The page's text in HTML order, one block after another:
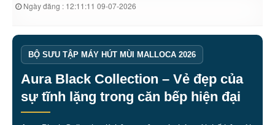
Ngày đăng : 12:11:11 09-07-2026
BỘ SƯU TẬP MÁY HÚT MÙI MALLOCA 2026
Aura Black Collection – Vẻ đẹp của
sự tĩnh lặng trong căn bếp hiện đại